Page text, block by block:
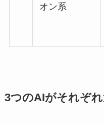
オン系
3つのAIがそれぞ